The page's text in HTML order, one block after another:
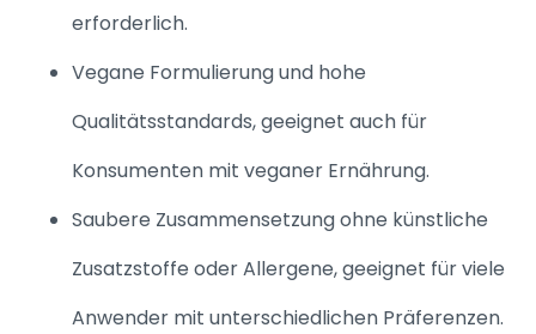
erforderlich.
Vegane Formulierung und hohe
Qualitätsstandards, geeignet auch für
Konsumenten mit veganer Ernährung.
Saubere Zusammensetzung ohne künstliche
Zusatzstoffe oder Allergene, geeignet für viele
Anwender mit unterschiedlichen Präferenzen.